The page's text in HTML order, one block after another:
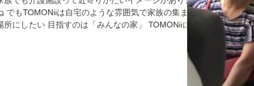
でもTOMONiiは自宅のような雰囲気で家族の集まる
所にしたい 目指すのは「みんなの家」 TOMONiiにと